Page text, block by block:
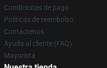
Condiciones de pago
Políticas de reembolso
Contáctenos
Ayuda al cliente (FAQ)
Mayorista